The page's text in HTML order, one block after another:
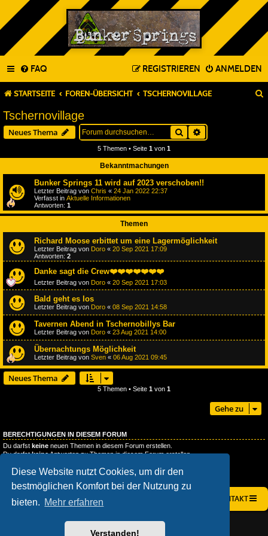
Diese Website nutzt Cookies, um dir den
bestmöglichen Komfort bei der Nutzung zu
bieten. Mehr erfahren
Verstanden!
FAQ ANMELDEN
REGISTRIEREN
STARTSEITE FOREN-ÜBERSICHT TSCHERNOVILLAGE
Tschernovillage
Neues Thema Suche
5 Themen • Seite 1 von 1
Bekanntmachungen
Bunker Springs 11 wird auf 2023 verschoben!!
Letzter Beitrag von Chris « 24 Jan 2022 22:37
Verfasst in Aktuelle Informationen
Antworten: 1
Themen
Richard Moose erbittet um eine Lagermöglichkeit
Letzter Beitrag von Doro « 20 Sep 2021 17:09
Antworten: 2
Danke sagt die Crew❤️❤️❤️❤️❤️❤️❤️
Letzter Beitrag von Doro « 20 Sep 2021 17:03
Bald geht es los
Letzter Beitrag von Doro « 08 Sep 2021 14:58
Tavernen Abend in Tschernobillys Bar
Letzter Beitrag von Doro « 23 Aug 2021 14:00
Übernachtungs Möglichkeit
Letzter Beitrag von Sven « 06 Aug 2021 09:45
Neues Thema
5 Themen • Seite 1 von 1
Gehe zu
BERECHTIGUNGEN IN DIESEM FORUM
Du darfst keine neuen Themen in diesem Forum erstellen.
Du darfstkeineAntworten zu Themen in diesem Forum erstellen.
Du darfst deine Beiträge in diesem Forumnicht löschen.
STARTSEITE FOREN-ÜBERSICHT KONTAKT
POWERED BYPHPBB ® FORUM SOFTWARE © PHPBB LIMITED